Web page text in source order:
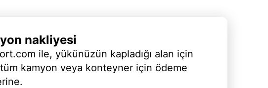
nakliyesi
ile, yükünüzün kapladığı alan için
kamyon veya konteyner için ödeme